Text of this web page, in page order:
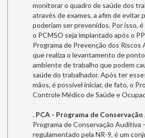
monitorar o quadro de saúde dos
através de exames, a afim de evitar
poderiam ser prevenidos. Por isso,
o PCMSO seja implantado após o
Programa de Prevenção dos Riscos
que realiza o levantamento de
ambiente de trabalho que podem
saúde do trabalhador. Após ter
mãos, é possível iniciar, de fato, o
Controle Médico de Saúde e
. PCA - Programa de
Programa de Conservação Auditiva
regulamentado pela NR-9, é um